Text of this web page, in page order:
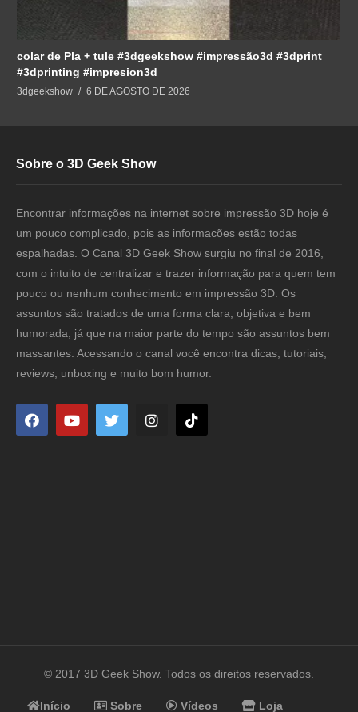
colar de Pla + tule #3dgeekshow #impressão3d #3dprint
#3dprinting #impresion3d
3dgeekshow 6 DE AGOSTO DE 2026
Sobre o 3D Geek Show
Encontrar informações na internet sobre impressão 3D hoje é
um pouco complicado, pois as informacões estão todas
espalhadas. O Canal 3D Geek Show surgiu no final de 2016,
com o intuito de centralizar e trazer informação para quem tem
pouco ou nenhum conhecimento em impressão 3D. Os
assuntos são tratados de uma forma clara, objetiva e bem
humorada, já que na maior parte do tempo são assuntos bem
massantes. Acessando o canal você encontra dicas, tutoriais,
reviews, unboxing e muito bom humor.
© 2017 3D Geek Show. Todos os direitos reservados.
Início Sobre Vídeos Loja